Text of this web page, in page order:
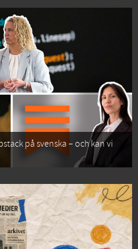
på svenska – och kan vi